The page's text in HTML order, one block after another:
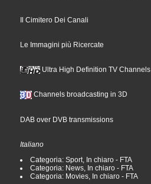
Il Cimitero Dei Canali
Le Immagini più Ricercate
Ultra High Definition TV Channels
Channels broadcasting in 3D
DAB over DVB transmissions
Italiano
Categoria: Sport, In chiaro - FTA
Categoria: News, In chiaro - FTA
Categoria: Movies, In chiaro - FTA